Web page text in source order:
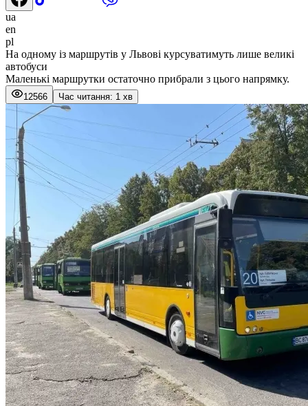
ua
en
pl
На одному із маршрутів у Львові курсуватимуть лише великі
автобуси
Маленькі маршрутки остаточно прибрали з цього напрямку.
12566 Час читання: 1 хв